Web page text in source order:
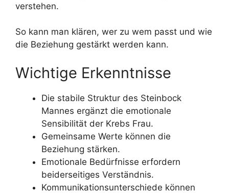
verstehen.
So kann man klären, wer zu wem passt und wie
die Beziehung gestärkt werden kann.
Wichtige Erkenntnisse
Die stabile Struktur des Steinbock
Mannes ergänzt die emotionale
Sensibilität der Krebs Frau.
Gemeinsame Werte können die
Beziehung stärken.
Emotionale Bedürfnisse erfordern
beiderseitiges Verständnis.
Kommunikationsunterschiede können